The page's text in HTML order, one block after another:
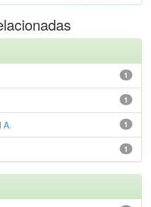
1
1
1
A.
1